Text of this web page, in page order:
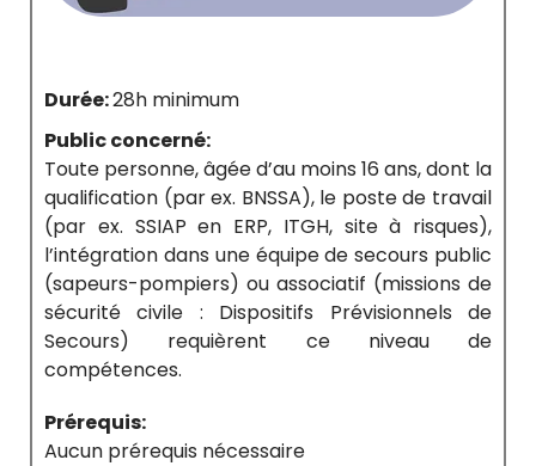
Durée:28h minimum
Public concerné:
Toute personne, âgée d’au moins 16 ans, dont la
qualification (par ex. BNSSA), le poste de travail
(par ex. SSIAP en ERP, ITGH, site à risques),
l’intégration dans une équipe de secours public
(sapeurs-pompiers) ou associatif (missions de
sécurité civile : Dispositifs Prévisionnels de
Secours) requièrent ce niveau de
compétences.
Prérequis:
Aucun prérequis nécessaire